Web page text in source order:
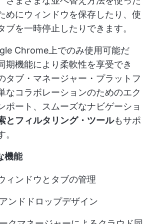
めにウィンドウを保存したり、使
ブを一時停止したりできます。
Chrome上でのみ使用可能だ
期機能により柔軟性を享受でき
タブ・マネージャー・プラットフ
なコラボレーションのためのエク
ポート、スムーズなナビゲーショ
とフィルタリング・ツールもサポ
機能
ィンドウとタブの管理
ンドドロップデザイン